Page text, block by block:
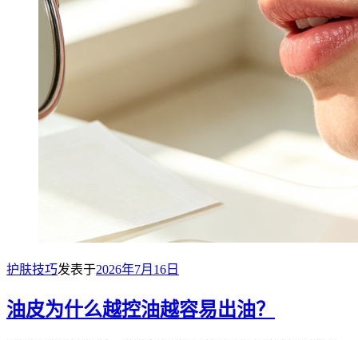
护肤技巧发表于2026年7月16日
油皮为什么越控油越容易出油？